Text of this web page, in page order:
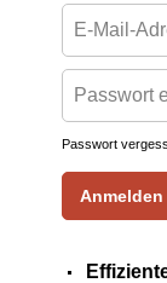
Passwort
Anmelden